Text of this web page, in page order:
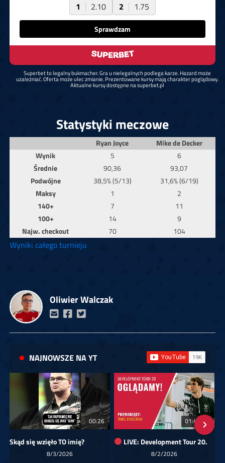
1
2.10 2 1.75
Sprawdzam
Superbet to legalny bukmacher. Gra u nielegalnych podlega karze. Hazard może
uzależniać. Oferta może ulec zmianie. Prezentowane kursy mają charakter poglądowy.
Aktualne kursy dostępne na superbet.pl
Statystyki meczowe
Ryan Joyce
Mike de Decker
Wynik
5
6
Średnie
90,36
93,07
Podwójne
38,5% (5/13)
31,6% (6/19)
Maksy
1
2
140+
7
11
100+
14
9
Najw. checkout
70 104
Wyniki całego turnieju
Oliwier Walczak
NAJNOWSZE NA YT
00:26
Skąd się wzięło TO imię?
8/3/2026
01:40:24
LIVE: Development Tour 20.
8/2/2026